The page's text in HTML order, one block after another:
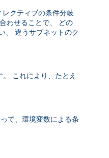
レクティブの条件分岐
わせることで、 どの
、 違うサブネットのク
これにより、たとえ
て、環境変数による条